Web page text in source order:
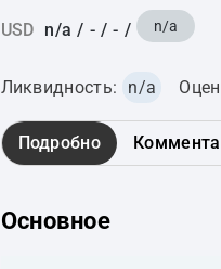
USD n/a / - / - / n/a
Ликвидность: n/a
Подробно
Основное